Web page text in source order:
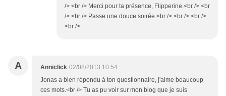
/> <br /> Merci pour ta présence, Flipperine.<br /> <br
/> <br /> Passe une douce soirée.<br /> <br /> <br />
<br />
A Anniclick 02/08/2013 10:54
Jonas a bien répondu à ton questionnaire, j'aime beaucoup
ces mots.<br /> Tu as pu voir sur mon blog que je suis